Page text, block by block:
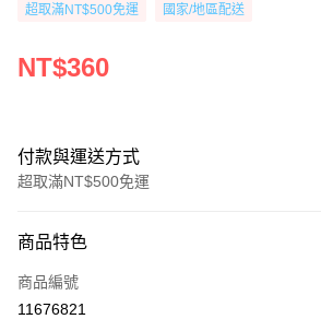
超取滿NT$500免運 國家/地區配送
NT$360
付款與運送方式
超取滿NT$500免運
信用卡一次付款
超商取貨付款
商品特色
商品編號
11676821